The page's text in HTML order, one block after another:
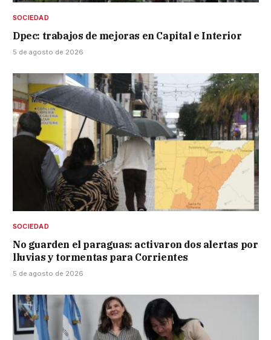
SOCIEDAD
Dpec: trabajos de mejoras en Capital e Interior
5 de agosto de 2026
SOCIEDAD
No guarden el paraguas: activaron dos alertas por
lluvias y tormentas para Corrientes
5 de agosto de 2026